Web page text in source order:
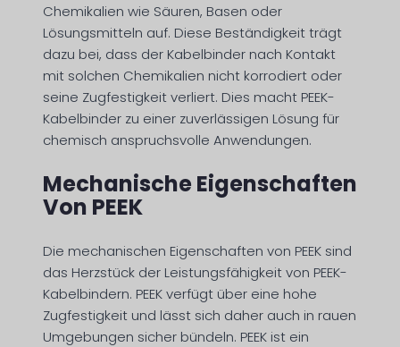
Chemikalien wie Säuren, Basen oder
Lösungsmitteln auf. Diese Beständigkeit trägt
dazu bei, dass der Kabelbinder nach Kontakt
mit solchen Chemikalien nicht korrodiert oder
seine Zugfestigkeit verliert. Dies macht PEEK-
Kabelbinder zu einer zuverlässigen Lösung für
chemisch anspruchsvolle Anwendungen.
Mechanische Eigenschaften
Von PEEK
Die mechanischen Eigenschaften von PEEK sind
das Herzstück der Leistungsfähigkeit von PEEK-
Kabelbindern. PEEK verfügt über eine hohe
Zugfestigkeit und lässt sich daher auch in rauen
Umgebungen sicher bündeln. PEEK ist ein